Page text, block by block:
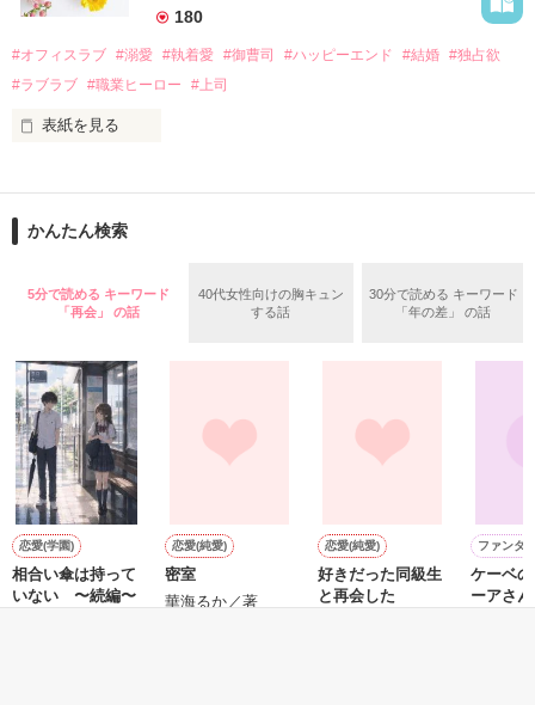
夏木美桜(なつきみお)
鳴海哲平 (なるみてっぺい)
2026.6.5～2026.7.25
＊以前、公開していた話の改稿版です＊
作品を読む
なぜか恭司から飼い猫の世話係を命じられた美桜は、猫の世
の関係となってしまい――？
180
#オフィスラブ #溺愛 #執着愛 #御曹司 #ハッピーエンド #結婚 #独占欲
#ラブラブ #職業ヒーロー #上司
表紙を見る
ションの企画戦略室で働いている。
めた、同期で恋人の石垣守（26）がいるのだが、後輩の姫原由
いた。
守と由羅から『便利屋雛子』と馬鹿にされ、一人こっそり泣い
た上、同居まで提案してきて──？
鷹哉『宜しくな、俺の雛子』🦅
雛子『俺の……ひぃ、雛子？！！！』🐥
シゴデキで冷徹な上司が見せる素顔は、なぜか想像以上に甘く
て……🐥💓🦅
※表紙も作中使用の画像も全てフリー素材です。
※執筆期間2026.6.3〜7.20完結です。
かんたん検索
5分で読める キーワード
「再会」 の話
40代女性向けの胸キュン
する話
30分で読める キーワード
「年の差」 の話
恋愛(学園)
相合い傘は持って
いない 〜続編〜
恋愛(純愛)
密室
華海るか／著
恋愛(純愛)
好きだった同級生
と再会した
ファンタ
ケーベ
ーアさ